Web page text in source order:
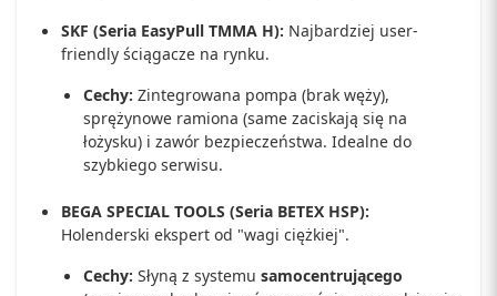
SKF (Seria EasyPull TMMA H): Najbardziej user-
friendly ściągacze na rynku.
Cechy: Zintegrowana pompa (brak węży),
sprężynowe ramiona (same zaciskają się na
łożysku) i zawór bezpieczeństwa. Idealne do
szybkiego serwisu.
BEGA SPECIAL TOOLS (Seria BETEX HSP):
Holenderski ekspert od "wagi ciężkiej".
Cechy: Słyną z systemu samocentrującego